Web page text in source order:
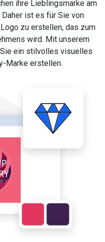
ihre Lieblingsmarke am
ist es für Sie von
zu erstellen, das zum
wird. Mit unserem
ein stilvolles visuelles
Marke erstellen.